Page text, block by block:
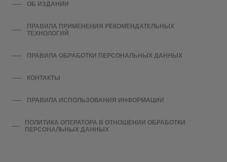
ОБ ИЗДАНИИ
ПРАВИЛА ПРИМЕНЕНИЯ РЕКОМЕНДАТЕЛЬНЫХ
ТЕХНОЛОГИЙ
ПРАВИЛА ОБРАБОТКИ ПЕРСОНАЛЬНЫХ ДАННЫХ
КОНТАКТЫ
ПРАВИЛА ИСПОЛЬЗОВАНИЯ ИНФОРМАЦИИ
ПОЛИТИКА ОПЕРАТОРА В ОТНОШЕНИИ ОБРАБОТКИ
ПЕРСОНАЛЬНЫХ ДАННЫХ